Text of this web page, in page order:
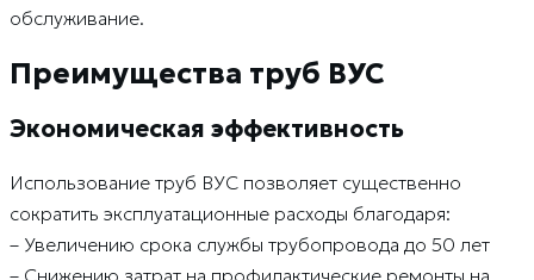
обслуживание.
Преимущества труб ВУС
Экономическая эффективность
Использование труб ВУС позволяет существенно
сократить эксплуатационные расходы благодаря:
– Увеличению срока службы трубопровода до 50 лет
– Снижению затрат на профилактические ремонты на